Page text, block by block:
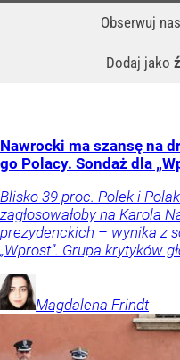
Obserwuj nas
Dodaj jako
Nawrocki ma szansę na
go Polacy. Sondaż dla
Blisko 39 proc. Polek i
zagłosowałoby na Karola
prezydenckich – wynika z
„Wprost”. Grupa krytyków
Magdalena Frindt